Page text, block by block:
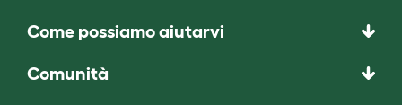
Come possiamo aiutarvi
Comunità